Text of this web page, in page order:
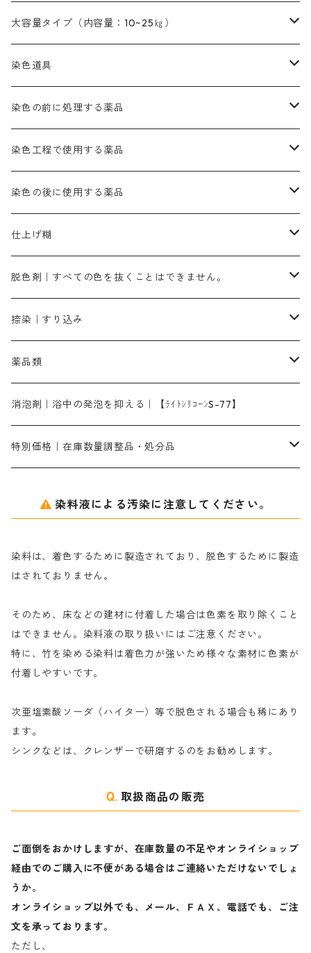
茶色系
染料一覧ー100g入り
染料一覧ー500g入り
茶色系
灰色系
黒色系
1kg
灰色｜20g入りのみ公開
黒色
オレンヂMGD（定番の色合い）
レットMFB｜赤色（定番の色合い）
レットMG｜黄みの朱色
ピンクMB｜ピンク色
ローズMB｜鮮やかなピンク色）
青色系
ネビーブルーMB（定番の色合い）
ブルーMB（定番の色合い）
スカイブルーMG｜緑みの空色
ターキスブルーHNG｜緑みの空色
紫色系
バイオレットMFB
緑色系
ダークグリンMG（定番の色合い）
グリーンMB｜緑色
茶色系
ダークブロンMFB｜こげ茶色
ブロンHNR｜こげ茶色
黒色系
ブラックMK（赤みの黒色）
ブラックMG（青みの黒色）
白色系（定番の色合い）
ネオホワイトR
緑色｜在庫処分特価
茶色｜在庫処分特価
カッチ｜茶系
霧島産・晩秋茶｜黄金色（赤みの黄色）｜準備中
鉄媒染剤
藍染
ぶどう糖
ハイドロサルファイトコンク
染色用途のハンカチ・バンダナ
45cm×45cm（ハンカチ）｜端の始末も綿糸｜タグなし
54cm×54cm（バンダナ）｜端の始末も綿糸｜タグなし
塩基性エロ―｜液体タイプ
ローダミンB｜赤紫色｜マゼンダ色
アルカリ剤
ハイドロサルファイトコンク
酸性剤
54cm×54cm（バンダナ）｜端の始末も綿糸｜タグなし
大容量タイプ（内容量：10~25㎏）
芒硝｜綿の染色時の吸収促進剤
ソーダ灰｜アルカリ性のPH調整剤
硫酸第一鉄｜鉄媒染剤
染色道具
刷毛
摺込み刷毛（スリコミハケ）ー夏毛（硬いタイプ）
摺込み刷毛（スリコミハケ）ー冬毛（柔らかいタイプ）
片羽刷毛
ローケツ筆
ローケツ用筆｜1本～販売
ローケツ用筆ー10%off｜20本セットお取り寄せ品
洋型紙（9番手｜中薄口、10番手｜中厚口）
有償サンプル品｜約20cm×27cm
洋型紙9番手｜中薄口｜約54cm×110cm
張木｜入荷待ち
伸子
型洗いブラシ
染色の前に処理する薬品
精練剤｜汚れ落とし剤｜針状マルセル石鹸
糊落とし剤｜ソルベンCA
濃染処理剤｜ソルバックスPS－900
染色工程で使用する薬品
染料の吸収促進剤
酢酸｜絹・羊毛・ナイロンに使用する
芒硝｜綿・麻の染色に使用する。
染料のムラ染め抑制剤（均染剤）
アゾリン200％｜綿・麻・絹・羊毛・ナイロンの染色
レオニールEHC｜反応染料用
染料の浸透剤
ソルバライトS-70｜各種繊維の浸し染めに使用可能
染料の定着向上剤
ライトフィックスAコンク｜綿・麻もしくは直接染料で染めた素材
シルクフィックス３A｜絹の染料定着向上剤
アルカリ剤｜反応染料用
ソーダ灰
染料溶解剤
セレナゾールPDN｜各種染料の染料溶解剤
染色の後に使用する薬品
ソーピング剤｜未定着の染料を除去すること
ネオポールB－300｜反応染料のソーピング剤
仕上げ剤｜柔軟・平滑剤
白場汚染防止剤
仕上げ糊
カルボキシメチルセルロース（CMC）
海藻系
たんぱく質系
化学糊（PVA）
防腐剤｜アルカリ性
脱色剤｜すべての色を抜くことはできません。
脱色剤
全体脱色｜ハイドロサルファイトコンク
部分脱色｜デグロリンSコンク
脱色助剤｜浸透・複色抑制剤
メイプロガムNP｜にじみ防止剤
アミラヂンD｜浸透・複色抑制剤
捺染｜すり込み
染料溶解剤｜染料の均一な浸透・吸着を補助する
捺染糊
メイプロガムNP（綿・麻・絹用｜直接・酸性・含金染料用）
白場汚染防止剤｜ソーピング剤｜水洗する際の再汚染防止剤
薬品類
ア行
カ行
ナ行
ハ行
マ行
消泡剤｜浴中の発泡を抑える｜【ﾗｲﾄｼﾘｺｰﾝS-77】
特別価格｜在庫数量調整品・処分品
粉末顔料
綿・麻を染める染料
絹・羊毛を染める染料
染料液による汚染に注意してください。
染料は、着色するために製造されており、脱色するために製造
はされておりません。
そのため、床などの建材に付着した場合は色素を取り除くこと
はできません。染料液の取り扱いにはご注意ください。
特に、竹を染める染料は着色力が強いため様々な素材に色素が
付着しやすいです。
次亜塩素酸ソーダ（ハイター）等で脱色される場合も稀にあり
ます。
シンクなどは、クレンザーで研磨するのをお勧めします。
取扱商品の販売
ご面倒をおかけしますが、在庫数量の不足やオンライショップ
経由でのご購入に不便がある場合はご連絡いただけないでしょ
うか。
オンライショップ以外でも、メール、ＦＡＸ、電話でも、ご注
文を承っております。
ただし、